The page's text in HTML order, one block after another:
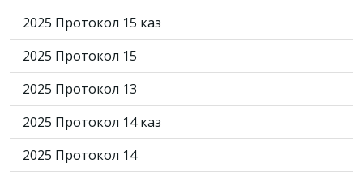
2025 Протокол 15 каз
2025 Протокол 15
2025 Протокол 13
2025 Протокол 14 каз
2025 Протокол 14